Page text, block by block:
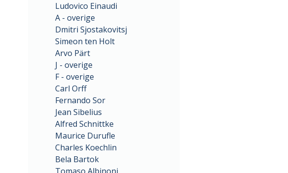
Ludovico Einaudi
A - overige
Dmitri Sjostakovitsj
Simeon ten Holt
Arvo Pärt
J - overige
F - overige
Carl Orff
Fernando Sor
Jean Sibelius
Alfred Schnittke
Maurice Durufle
Charles Koechlin
Bela Bartok